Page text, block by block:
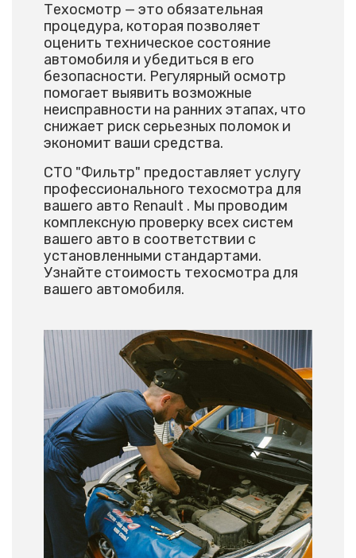
Техосмотр — это обязательная
процедура, которая позволяет
оценить техническое состояние
автомобиля и убедиться в его
безопасности. Регулярный осмотр
помогает выявить возможные
неисправности на ранних этапах, что
снижает риск серьезных поломок и
экономит ваши средства.
СТО "Фильтр" предоставляет услугу
профессионального техосмотра для
вашего авто Renault . Мы проводим
комплексную проверку всех систем
вашего авто в соответствии с
установленными стандартами.
Узнайте стоимость техосмотра для
вашего автомобиля.